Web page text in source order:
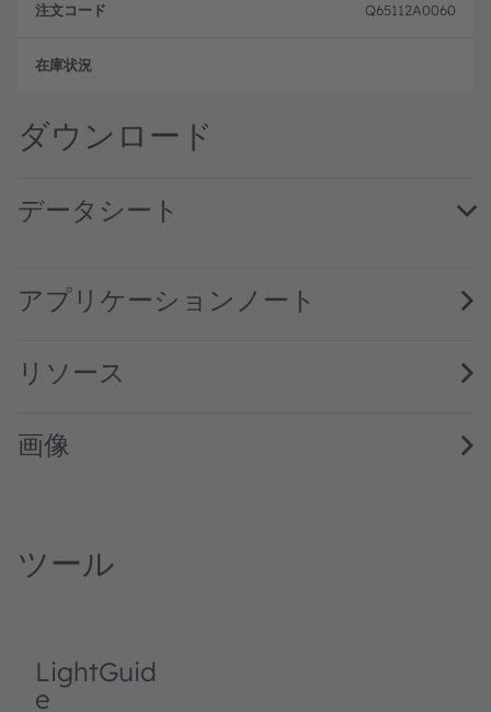
Q65112A0060
ダウンロード
データシート
アプリケーションノート
リソース
画像
ツール
LightGuid
e